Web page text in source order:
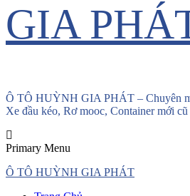
GIA
Ô TÔ HUỲNH GIA PHÁT – Chuyên
Xe đầu kéo, Rơ mooc, Container mới cũ
Primary Menu
Ô TÔ HUỲNH GIA PHÁT